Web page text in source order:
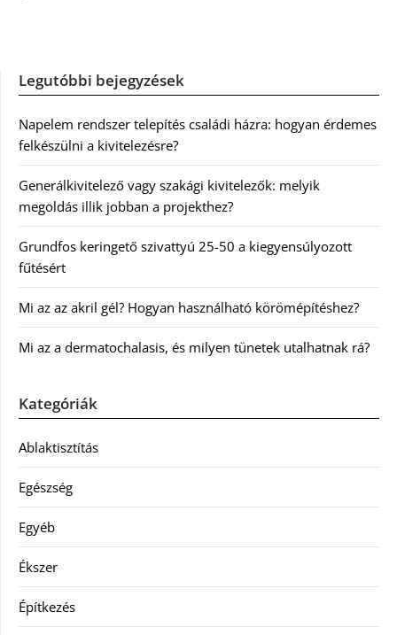
Legutóbbi bejegyzések
Napelem rendszer telepítés családi házra: hogyan érdemes
felkészülni a kivitelezésre?
Generálkivitelező vagy szakági kivitelezők: melyik
megoldás illik jobban a projekthez?
Grundfos keringető szivattyú 25-50 a kiegyensúlyozott
fűtésért
Mi az az akril gél? Hogyan használható körömépítéshez?
Mi az a dermatochalasis, és milyen tünetek utalhatnak rá?
Kategóriák
Ablaktisztítás
Egészség
Egyéb
Ékszer
Építkezés